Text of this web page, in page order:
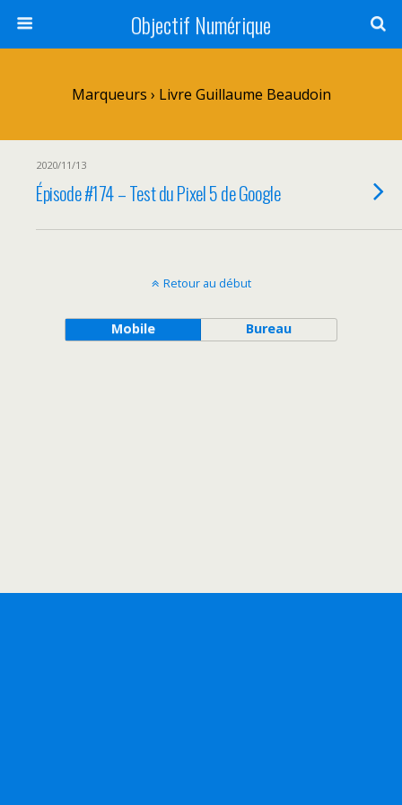
Objectif Numérique
Marqueurs › Livre Guillaume Beaudoin
2020/11/13
Épisode #174 – Test du Pixel 5 de Google
Retour au début
Mobile Bureau